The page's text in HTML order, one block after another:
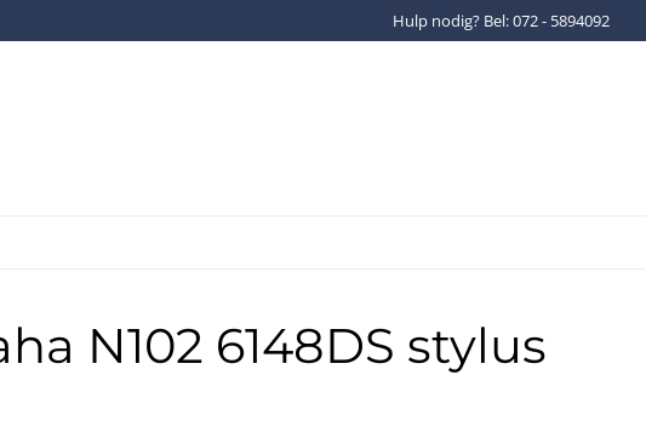
Gratis verzenden binnen
Hulp nodig? Bel: 072 - 5894092
N102 6148DS stylus